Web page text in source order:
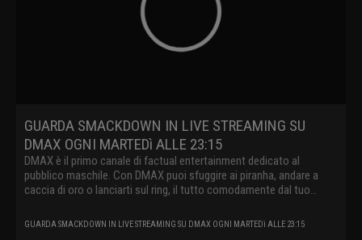
GUARDA SMACKDOWN IN LIVE STREAMING SU
DMAX OGNI MARTEDì ALLE 23:15
DMAX è il primo canale di factual entertainment dedicato al
pubblico maschile. Con DMAX puoi sfuggire ai piranha, andare a
caccia di oro o lanciarti sul ring, il tutto comodamente dal tuo
GUARDA SMACKDOWN IN LIVE STREAMING SU DMAX OGNI MARTEDì ALLE 23:15